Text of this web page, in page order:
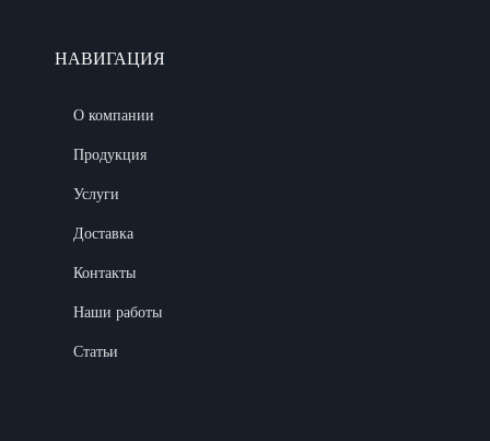
НАВИГАЦИЯ
О компании
Продукция
Услуги
Доставка
Контакты
Наши работы
Статьи